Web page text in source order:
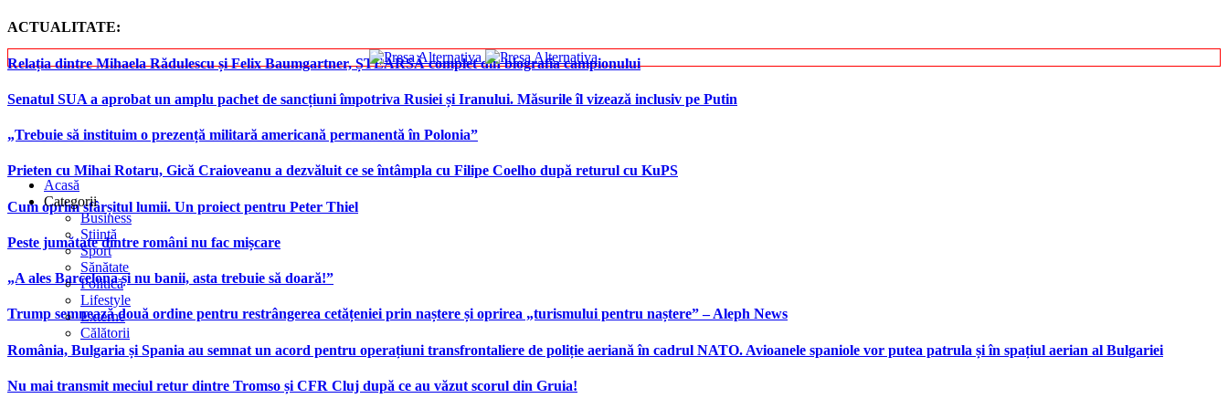
ACTUALITATE:
Relația dintre Mihaela Rădulescu și Felix Baumgartner, ȘTEARSĂ complet din biografia campionului
Senatul SUA a aprobat un amplu pachet de sancțiuni împotriva Rusiei și Iranului. Măsurile îl vizează inclusiv pe Putin
„Trebuie să instituim o prezență militară americană permanentă în Polonia”
Prieten cu Mihai Rotaru, Gică Craioveanu a dezvăluit ce se întâmpla cu Filipe Coelho după returul cu KuPS
Cum oprim sfârșitul lumii. Un proiect pentru Peter Thiel
Peste jumătate dintre români nu fac mișcare
„A ales Barcelona și nu banii, asta trebuie să doară!”
Trump semnează două ordine pentru restrângerea cetățeniei prin naștere și oprirea „turismului pentru naștere” – Aleph News
România, Bulgaria și Spania au semnat un acord pentru operațiuni transfrontaliere de poliție aeriană în cadrul NATO. Avioanele spaniole vor putea patrula și în spațiul aerian al Bulgariei
Nu mai transmit meciul retur dintre Tromso și CFR Cluj după ce au văzut scorul din Gruia!
Acasă
Categorii
Business
Știință
Sport
Sănătate
Politică
Lifestyle
Externe
Călătorii